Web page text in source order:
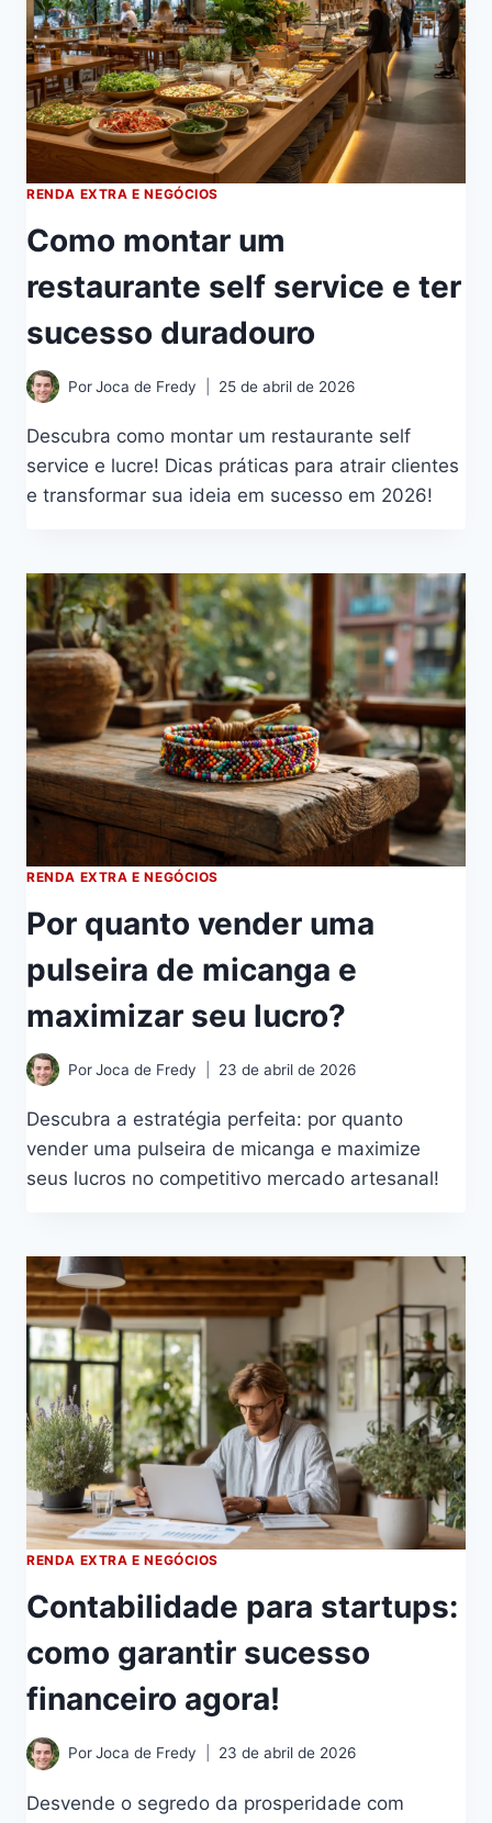
RENDA EXTRA E NEGÓCIOS
Como montar um
restaurante self service e ter
sucesso duradouro
PorJoca de Fredy 25 de abril de 2026
Descubra como montar um restaurante self
service e lucre! Dicas práticas para atrair clientes
e transformar sua ideia em sucesso em 2026!
RENDA EXTRA E NEGÓCIOS
Por quanto vender uma
pulseira de micanga e
maximizar seu lucro?
PorJoca de Fredy 23 de abril de 2026
Descubra a estratégia perfeita: por quanto
vender uma pulseira de micanga e maximize
seus lucros no competitivo mercado artesanal!
RENDA EXTRA E NEGÓCIOS
Contabilidade para startups:
como garantir sucesso
financeiro agora!
PorJoca de Fredy 23 de abril de 2026
Desvende o segredo da prosperidade com